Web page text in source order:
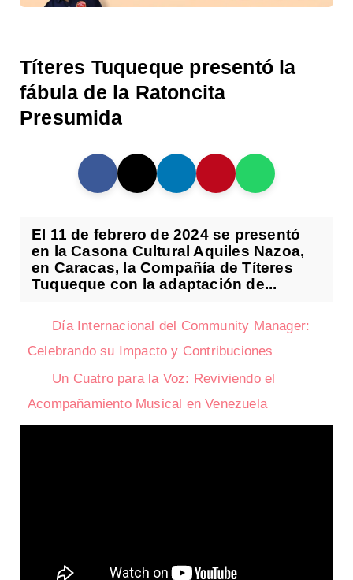
Títeres Tuqueque presentó la
fábula de la Ratoncita
Presumida
El 11 de febrero de 2024 se presentó
en la Casona Cultural Aquiles Nazoa,
en Caracas, la Compañía de Títeres
Tuqueque con la adaptación de...
Día Internacional del Community Manager:
Celebrando su Impacto y Contribuciones
Un Cuatro para la Voz: Reviviendo el
Acompañamiento Musical en Venezuela